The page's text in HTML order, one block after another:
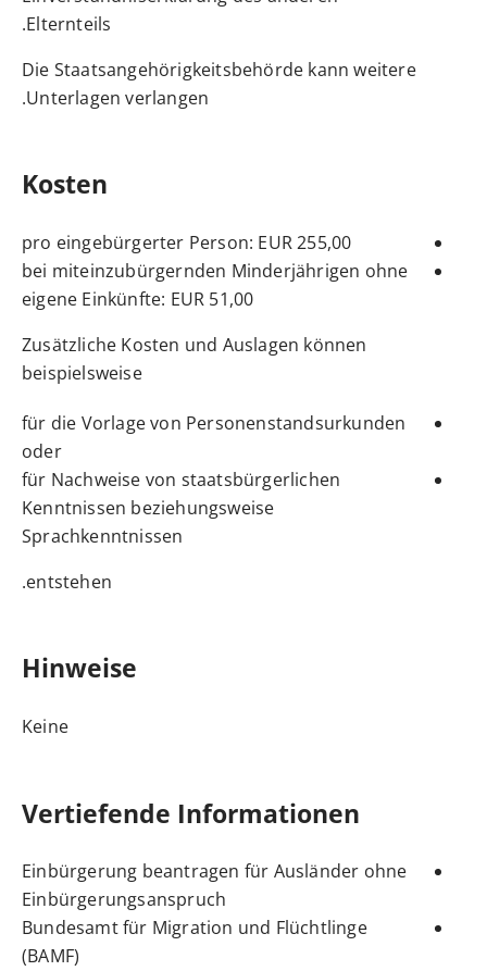
Elternteils.
Die Staatsangehörigkeitsbehörde kann weitere
Unterlagen verlangen.
Kosten
pro eingebürgerter Person: EUR 255,00
bei miteinzubürgernden Minderjährigen ohne
eigene Einkünfte: EUR 51,00
Zusätzliche Kosten und Auslagen können
beispielsweise
für die Vorlage von Personenstandsurkunden
oder
für Nachweise von staatsbürgerlichen
Kenntnissen beziehungsweise
Sprachkenntnissen
entstehen.
Hinweise
Keine
Vertiefende Informationen
Einbürgerung beantragen für Ausländer ohne
Einbürgerungsanspruch
Bundesamt für Migration und Flüchtlinge
(BAMF)